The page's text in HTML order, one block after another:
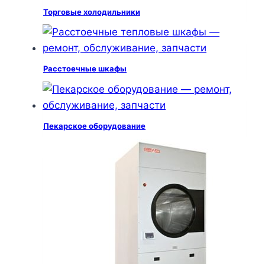
Торговые холодильники
Расстоечные шкафы
Пекарское оборудование